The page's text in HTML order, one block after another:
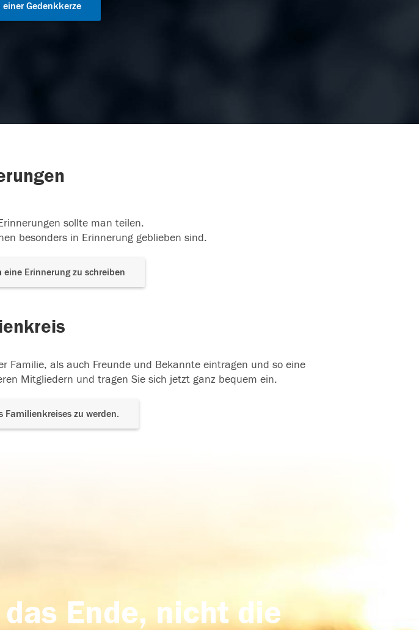
einer Gedenkkerze
sollte man teilen.
besonders in Erinnerung geblieben sind.
Erinnerung zu schreiben
Familie, als auch Freunde und Bekannte eintragen und so eine
Mitgliedern und tragen Sie sich jetzt ganz bequem ein.
Familienkreises zu werden.
Ende, nicht die